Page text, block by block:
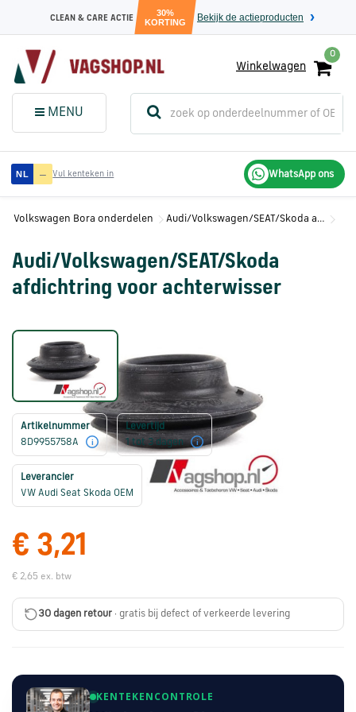
CLEAN & CARE ACTIE
30%
KORTING
Bekijk de actieproducten
0
Winkelwagen
MENU
Menu (Sluit dit
menuvenster)
Audi
onderdelen
onderdelen
Škoda
onderdelen
CUPRA
onderdelen
Zomeraanbiedingen
Kunnen
je
helpen?
Stel
je
vraag
NL — Vul kenteken in WhatsApp ons
Volkswagen Bora onderdelen Audi/Volkswagen/SEAT/Skoda afdichtring voor achterwisser
Audi/Volkswagen/SEAT/Skoda
afdichtring voor achterwisser
Artikelnummer
8D9955758A
i
Levertijd
1 tot 3 dagen
i
Leverancier
VW Audi Seat Skoda OEM
€ 3,21
€ 2,65 ex. btw
30 dagen retour · gratis bij defect of verkeerde levering
KENTEKENCONTROLE